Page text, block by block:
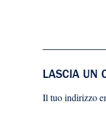
LASCIA UN
Il tuo indirizzo